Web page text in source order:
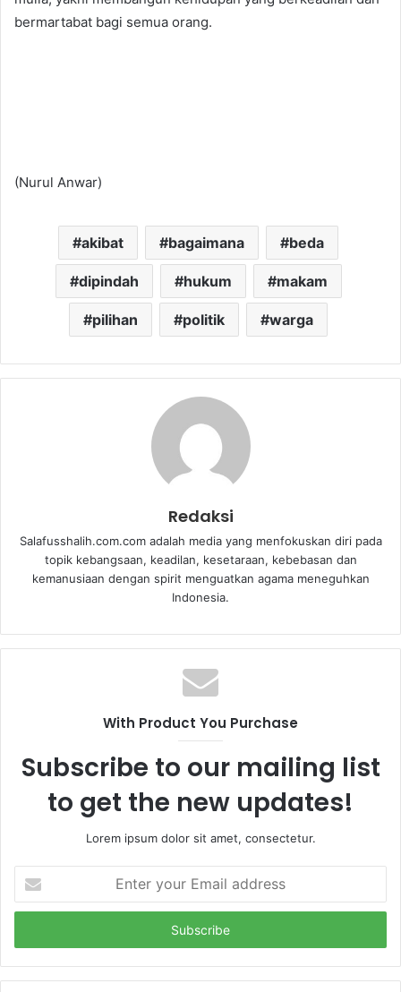
bermartabat bagi semua orang.
(Nurul Anwar)
akibat bagaimana beda
dipindah hukum makam
pilihan politik warga
Redaksi
Salafusshalih.com.com adalah media yang menfokuskan diri pada
topik kebangsaan, keadilan, kesetaraan, kebebasan dan
kemanusiaan dengan spirit menguatkan agama meneguhkan
Indonesia.
With Product You Purchase
Subscribe to our mailing list
to get the new updates!
Lorem ipsum dolor sit amet, consectetur.
t
r
y